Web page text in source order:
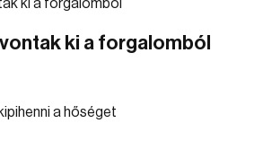
ki a forgalomból